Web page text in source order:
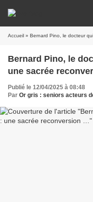
Accueil » Bernard Pino, le docteur
Bernard Pino, le
une sacrée
Publié le 12/04/2025 à 08:48
Par Or gris : seniors acteurs des